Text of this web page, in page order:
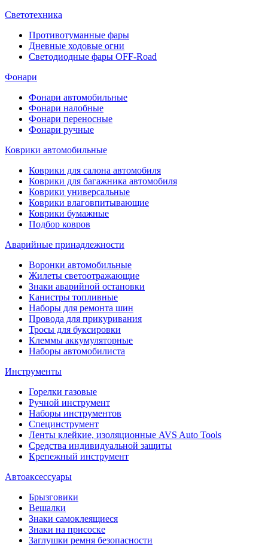
Светотехника
Противотуманные фары
Дневные ходовые огни
Светодиодные фары OFF-Road
Фонари
Фонари автомобильные
Фонари налобные
Фонари переносные
Фонари ручные
Коврики автомобильные
Коврики для салона автомобиля
Коврики для багажника автомобиля
Коврики универсальные
Коврики влаговпитывающие
Коврики бумажные
Подбор ковров
Аварийные принадлежности
Воронки автомобильные
Жилеты светоотражающие
Знаки аварийной остановки
Канистры топливные
Наборы для ремонта шин
Провода для прикуривания
Тросы для буксировки
Клеммы аккумуляторные
Наборы автомобилиста
Инструменты
Горелки газовые
Ручной инструмент
Наборы инструментов
Специнструмент
Ленты клейкие, изоляционные AVS Auto Tools
Средства индивидуальной защиты
Крепежный инструмент
Автоаксессуары
Брызговики
Вешалки
Знаки самоклеящиеся
Знаки на присоске
Заглушки ремня безопасности